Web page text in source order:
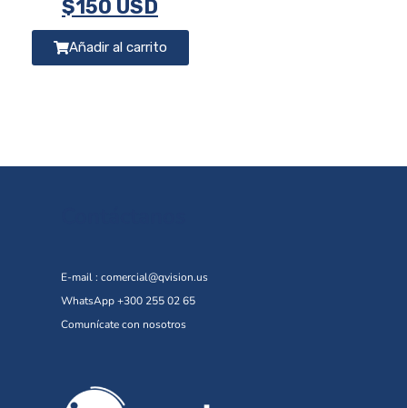
$150 USD
Añadir al carrito
E-mail : comercial@qvision.us
WhatsApp +300 255 02 65
Comunícate con nosotros